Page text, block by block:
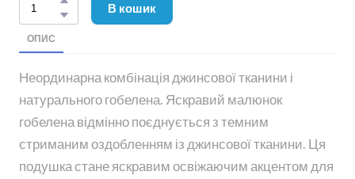
В кошик
ОПИС
Неординарна комбінація джинсової тканини і
натурального гобелена. Яскравий малюнок
гобелена відмінно поєднується з темним
стриманим оздобленням із джинсової тканини. Ця
подушка стане яскравим освіжаючим акцентом для